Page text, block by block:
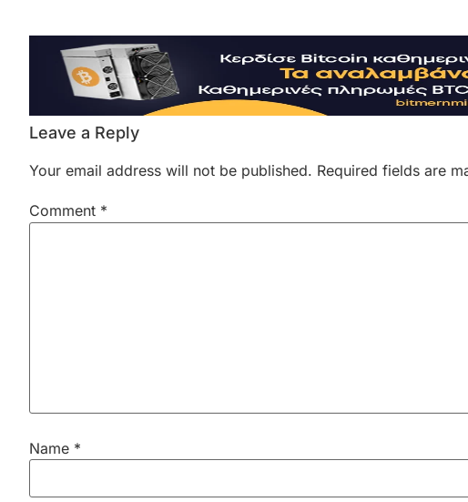
Leave a Reply
Your email address will not be published. Required fields are
Comment *
Name *